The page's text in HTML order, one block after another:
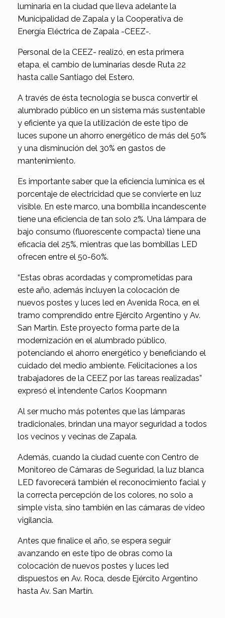
luminaria en la ciudad que lleva adelante la
Municipalidad de Zapala y la Cooperativa de
Energía Eléctrica de Zapala -CEEZ-.
Personal de la CEEZ- realizó, en esta primera
etapa, el cambio de luminarias desde Ruta 22
hasta calle Santiago del Estero.
A través de ésta tecnología se busca convertir el
alumbrado público en un sistema más sustentable
y eficiente ya que la utilización de este tipo de
luces supone un ahorro energético de más del 50%
y una disminución del 30% en gastos de
mantenimiento.
Es importante saber que la eficiencia lumínica es el
porcentaje de electricidad que se convierte en luz
visible. En este marco, una bombilla incandescente
tiene una eficiencia de tan solo 2%. Una lámpara de
bajo consumo (fluorescente compacta) tiene una
eficacia del 25%, mientras que las bombillas LED
ofrecen entre el 50-60%.
“Estas obras acordadas y comprometidas para
este año, además incluyen la colocación de
nuevos postes y luces led en Avenida Roca, en el
tramo comprendido entre Ejército Argentino y Av.
San Martin. Este proyecto forma parte de la
modernización en el alumbrado público,
potenciando el ahorro energético y beneficiando el
cuidado del medio ambiente. Felicitaciones a los
trabajadores de la CEEZ por las tareas realizadas”
expresó el intendente Carlos Koopmann
Al ser mucho más potentes que las lámparas
tradicionales, brindan una mayor seguridad a todos
los vecinos y vecinas de Zapala.
Además, cuando la ciudad cuente con Centro de
Monitoreo de Cámaras de Seguridad, la luz blanca
LED favorecerá también el reconocimiento facial y
la correcta percepción de los colores, no solo a
simple vista, sino también en las cámaras de video
vigilancia.
Antes que finalice el año, se espera seguir
avanzando en este tipo de obras como la
colocación de nuevos postes y luces led
dispuestos en Av. Roca, desde Ejército Argentino
hasta Av. San Martín.